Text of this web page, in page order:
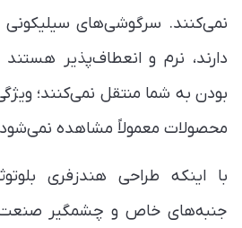
نمی‌کنند. سرگوشی‌های سیلیکونی
دارند، نرم و انعطاف‌پذیر
بودن به شما منتقل نمی‌کنند؛
محصولات معمولاً مشاهده
جنبه‌های خاص و چشمگیر صنعت